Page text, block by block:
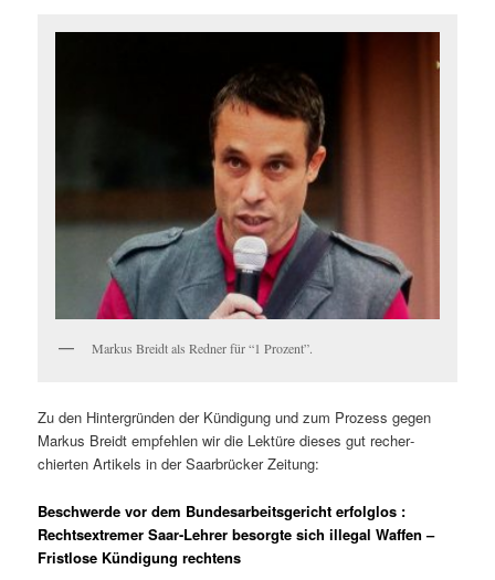
Markus Brei­dt als Red­ner für “1 Prozent”.
Zu den Hin­ter­grün­den der Kündi­gung und zum Prozess gegen
Markus Brei­dt empfehlen wir die Lek­türe dieses gut recher­
chierten Artikels in der Saar­brück­er Zeitung:
Beschwerde vor dem Bundesarbeitsgericht erfolglos :
Rechtsextremer Saar-Lehrer besorgte sich illegal Waffen –
Fristlose Kündigung rechtens